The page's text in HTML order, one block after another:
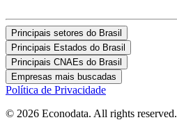
Principais setores do Brasil
Principais Estados do Brasil
Principais CNAEs do Brasil
Empresas mais buscadas
Política de Privacidade
© 2026 Econodata. All rights reserved.